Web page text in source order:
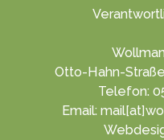
Otto-Hahn-
Telefon:
Email: